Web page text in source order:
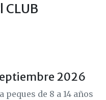
CLUB
2026
de 8 a 14 años